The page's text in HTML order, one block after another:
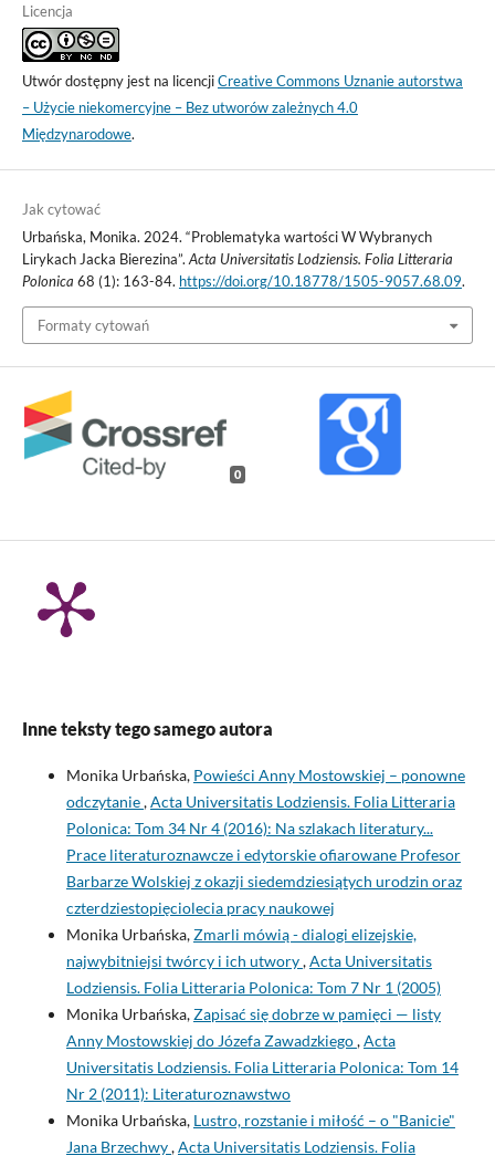
Licencja
Utwór dostępny jest na licencjiCreative Commons Uznanie autorstwa
– Użycie niekomercyjne – Bez utworów zależnych 4.0
Międzynarodowe.
Jak cytować
Urbańska, Monika. 2024. “Problematyka wartości W Wybranych
Lirykach Jacka Bierezina”. Acta Universitatis Lodziensis. Folia Litteraria
Polonica 68 (1): 163-84. https://doi.org/10.18778/1505-9057.68.09.
Formaty cytowań
0
Inne teksty tego samego autora
Monika Urbańska, Powieści Anny Mostowskiej – ponowne
odczytanie,Acta Universitatis Lodziensis. Folia Litteraria
Polonica: Tom 34 Nr 4 (2016): Na szlakach literatury...
Prace literaturoznawcze i edytorskie ofiarowane Profesor
Barbarze Wolskiej z okazji siedemdziesiątych urodzin oraz
czterdziestopięciolecia pracy naukowej
Monika Urbańska,Zmarli mówią - dialogi elizejskie,
najwybitniejsi twórcy i ich utwory,Acta Universitatis
Lodziensis. Folia Litteraria Polonica: Tom 7 Nr 1 (2005)
Monika Urbańska,Zapisać się dobrze w pamięci — listy
Anny Mostowskiej do Józefa Zawadzkiego,Acta
Universitatis Lodziensis. Folia Litteraria Polonica: Tom 14
Nr 2 (2011): Literaturoznawstwo
Monika Urbańska, Lustro, rozstanie i miłość – o "Banicie"
Jana Brzechwy,Acta Universitatis Lodziensis. Folia